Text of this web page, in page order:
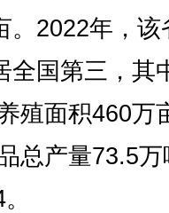
。2022年，该
全国第三，其
殖面积460万
总产量73.5万